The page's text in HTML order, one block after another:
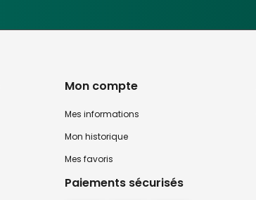
Mon compte
Mes informations
Mon historique
Mes favoris
Paiements sécurisés